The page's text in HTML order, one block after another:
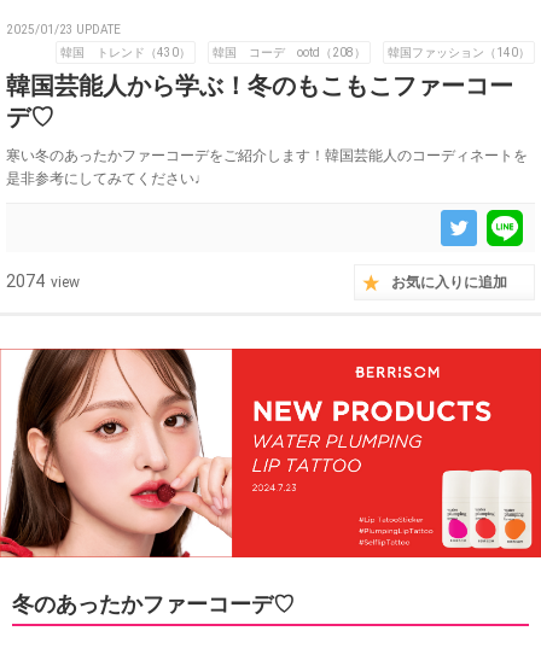
2025/01/23 UPDATE
韓国 トレンド（430）
韓国 コーデ ootd（208） 韓国ファッション（140）
韓国芸能人から学ぶ！冬のもこもこファーコー
デ♡
寒い冬のあったかファーコーデをご紹介します！韓国芸能人のコーディネートを
是非参考にしてみてください♩
2074 view お気に入りに追加
冬のあったかファーコーデ♡